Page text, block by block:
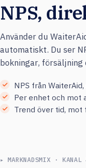
NPS,
Använder du
automatiskt. Du ser
bokningar, försäljning
NPS från
Per enhet och mot
Trend över tid, mot
▸ MARKNADSMIX · KANAL